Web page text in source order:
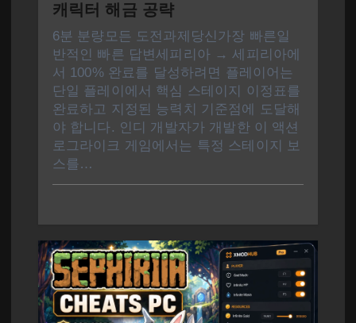
캐릭터 해금 공략
6분 분량모든 도전과제당신가장 빠른일
반적인 빠른 답변세피리아 → 세피리아에
서 100% 완료를 달성하려면 플레이어는
단일 플레이에서 핵심 스테이지 이정표를
완료하고 지정된 능력치 기준점에 도달해
야 합니다. 인디 개발자가 개발한 이 액션
로그라이크 게임에서는 특정 스테이지 보
스를…